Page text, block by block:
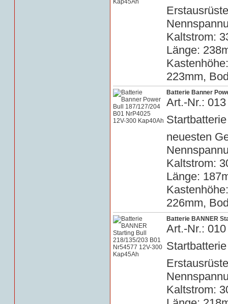
Kaltstrom:
Länge:
223mm,
Batterie Banner
Art.-Nr.:
neuesten
Kaltstrom:
Länge:
226mm,
Batterie BANNER
Art.-Nr.:
Kaltstrom: